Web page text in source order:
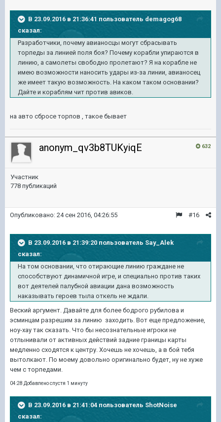
В 23.09.2016 в 21:36:41 пользователь demagog68
сказал:
Разработчики, почему авианосцы могут сбрасывать
торпеды за линией поля боя? Почему корабли упираются в
линию, а самолеты свободно пролетают? Я на корабле не
имею возможности наносить удары из-за линии, авианосец
же имеет такую возможность. На каком таком основании?
Дайте и кораблям чит против авиков.
на авто сбросе торпов , такое бывает
632
anonym_qv3b8TUKyiqE
Участник
778 публикаций
#16
Опубликовано: 24 сен 2016, 04:26:55
В 23.09.2016 в 21:39:20 пользователь Say_Alek
сказал:
На том основании, что отирающие линию граждане не
способствуют динамичной игре, и специально против таких
вот деятелей палубной авиации дана возможность
наказывать героев тыла откель не ждали.
Веский аргумент. Давайте для более бодрого рубилова и
эсминцам разрешим за линию заходить. Вот еще предложение,
ноу-хау так сказать. Что бы несознательные игроки не
отлынивали от активных действий задние границы карты
медленно сходятся к центру. Хочешь не хочешь, а в бой тебя
вытолкают. По моему довольно оригинально будет, ну не хуже
чем с торпедами.
04:28 Добавлено спустя 1 минуту
В 23.09.2016 в 21:41:04 пользователь ShotNoise
сказал: